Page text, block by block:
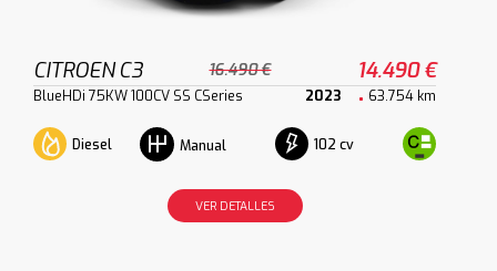
CITROEN C3 16.490 € 14.490 €
BlueHDi 75KW 100CV SS CSeries 2023 63.754 km
Diesel Manual 102 cv
VER DETALLES